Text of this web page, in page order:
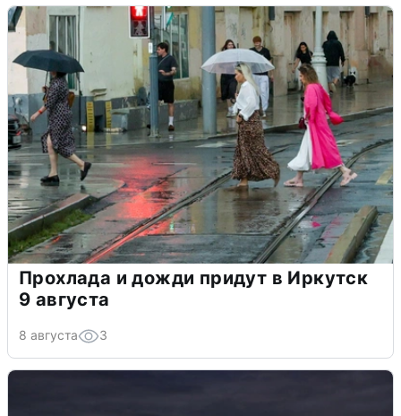
Прохлада и дожди придут в Иркутск
9 августа
8 августа 3